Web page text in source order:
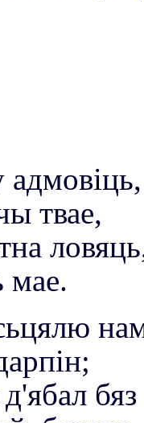
адмовіць,
твае,
мае.